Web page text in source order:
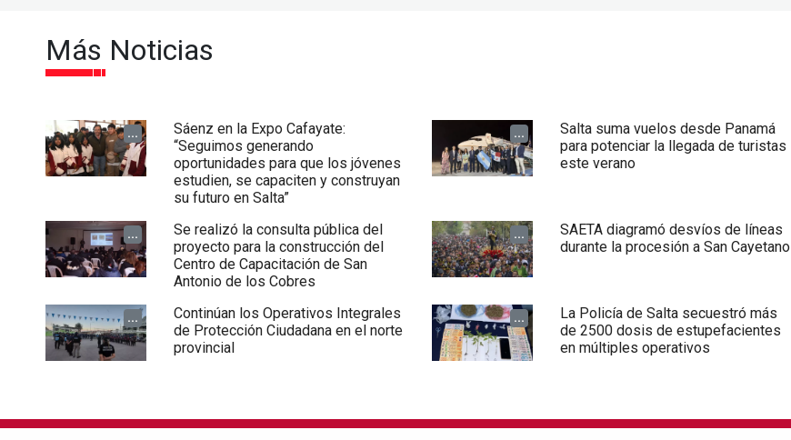
Más Noticias
...
Sáenz en la Expo Cafayate:
“Seguimos generando
oportunidades para que los jóvenes
estudien, se capaciten y construyan
su futuro en Salta”
...
Salta suma vuelos desde Panamá
para potenciar la llegada de turistas
este verano
...
Se realizó la consulta pública del
proyecto para la construcción del
Centro de Capacitación de San
Antonio de los Cobres
...
SAETA diagramó desvíos de líneas
durante la procesión a San Cayetano
...
Continúan los Operativos Integrales
de Protección Ciudadana en el norte
provincial
...
La Policía de Salta secuestró más
de 2500 dosis de estupefacientes
en múltiples operativos